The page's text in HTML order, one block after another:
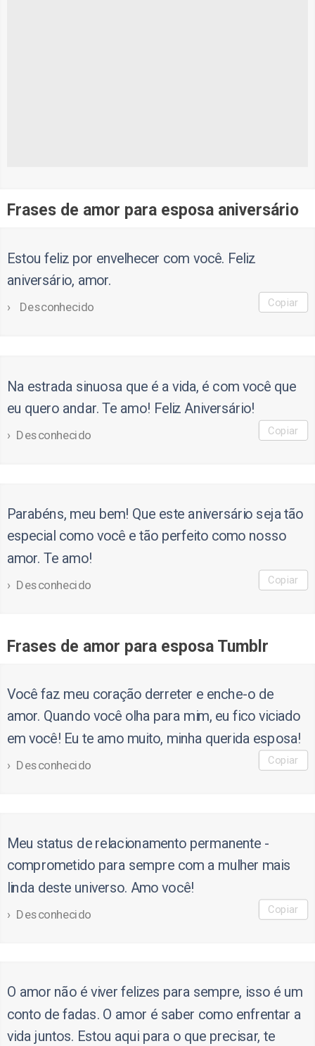
Frases de amor para esposa aniversário
Estou feliz por envelhecer com você. Feliz
aniversário, amor.
Desconhecido Copiar
Na estrada sinuosa que é a vida, é com você que
eu quero andar. Te amo! Feliz Aniversário!
Desconhecido Copiar
Parabéns, meu bem! Que este aniversário seja tão
especial como você e tão perfeito como nosso
amor. Te amo!
Desconhecido Copiar
Frases de amor para esposa Tumblr
Você faz meu coração derreter e enche-o de
amor. Quando você olha para mim, eu fico viciado
em você! Eu te amo muito, minha querida esposa!
Desconhecido Copiar
Meu status de relacionamento permanente -
comprometido para sempre com a mulher mais
linda deste universo. Amo você!
Desconhecido Copiar
O amor não é viver felizes para sempre, isso é um
conto de fadas. O amor é saber como enfrentar a
vida juntos. Estou aqui para o que precisar, te